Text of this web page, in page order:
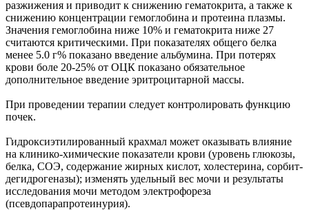
разжижения и приводит к снижению гематокрита, а также к
снижению концентрации гемоглобина и протеина плазмы.
Значения гемоглобина ниже 10% и гематокрита ниже 27
считаются критическими. При показателях общего белка
менее 5.0 г% показано введение альбумина. При потерях
крови боле 20-25% от ОЦК показано обязательное
дополнительное введение эритроцитарной массы.
При проведении терапии следует контролировать функцию
почек.
Гидроксиэтилированный крахмал может оказывать влияние
на клинико-химические показатели крови (уровень глюкозы,
белка, СОЭ, содержание жирных кислот, холестерина, сорбит-
дегидрогеназы); изменять удельный вес мочи и результаты
исследования мочи методом электрофореза
(псевдопарапротеинурия).